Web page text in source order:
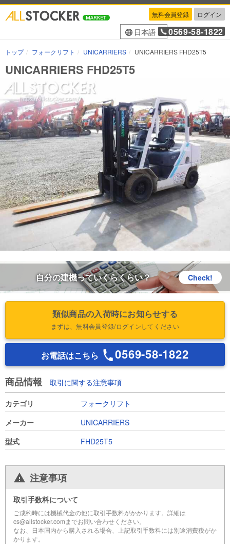
無料会員登録 ログイン
日本語 0569-58-1822
トップ フォークリフト UNICARRIERS UNICARRIERS FHD25T5
UNICARRIERS FHD25T5
自分の建機っていくらくらい？ Check!
類似商品の入荷時にお知らせする
まずは、無料会員登録/ログインしてください
お電話はこちら 0569-58-1822
商品情報 取引に関する注意事項
カテゴリ
フォークリフト
メーカー
UNICARRIERS
型式
FHD25T5
注意事項
取引手数料について
ご成約時には機械代金の他に取引手数料がかかります。詳細は
cs@allstocker.comまでお問い合わせください。
なお、日本国内から購入される場合、上記取引手数料には別途消費税がか
かります。